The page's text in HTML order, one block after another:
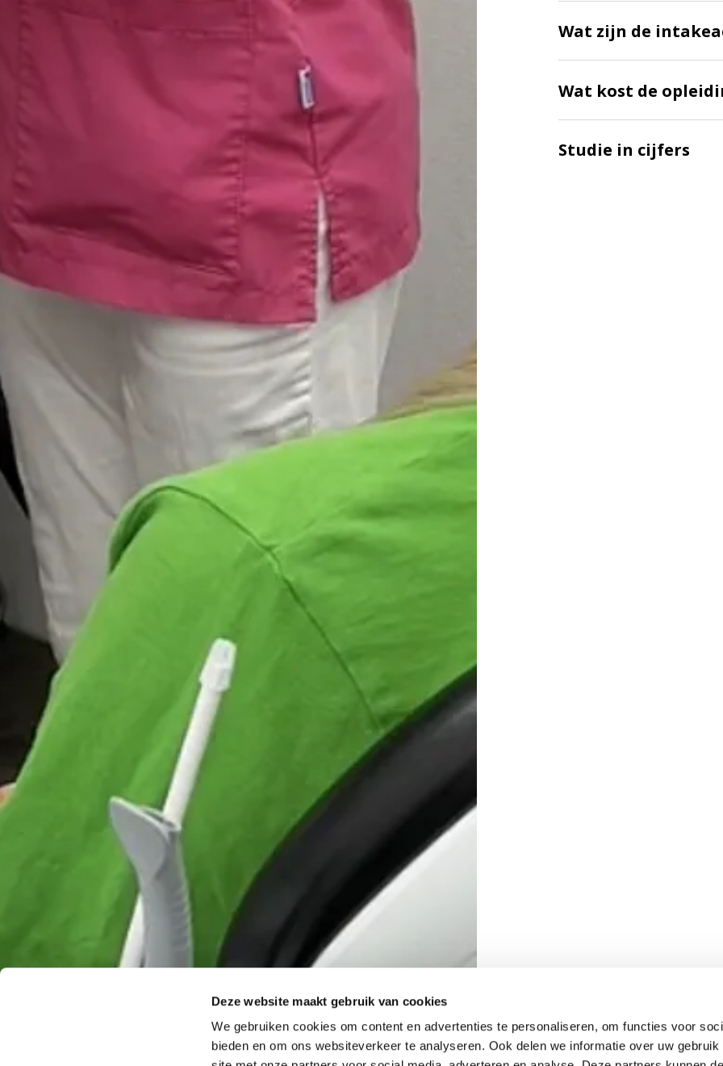
Deze website maakt gebruik van cookies
We gebruiken cookies om content en advertenties te personaliseren, om functies voor
bieden en om ons websiteverkeer te analyseren. Ook delen we informatie over uw gebruik
Wat zijn de
Wat kost de
Studie in cijfers